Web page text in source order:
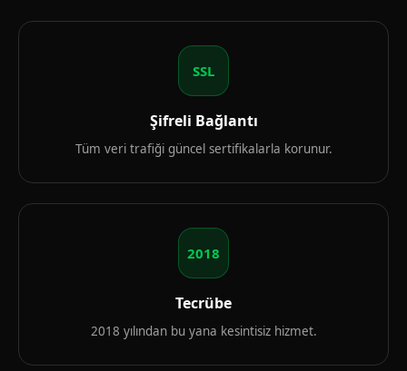
SSL
Şifreli Bağlantı
Tüm veri trafiği güncel sertifikalarla korunur.
2018
Tecrübe
2018 yılından bu yana kesintisiz hizmet.